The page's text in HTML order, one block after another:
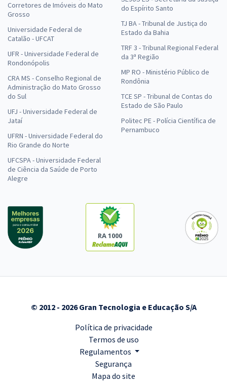
Corretores de Imóveis do Mato
Grosso
Universidade Federal de
Catalão - UFCAT
UFR - Universidade Federal de
Rondonópolis
CRA MS - Conselho Regional de
Administração do Mato Grosso
do Sul
UFJ - Universidade Federal de
Jataí
UFRN - Universidade Federal do
Rio Grande do Norte
UFCSPA - Universidade Federal
de Ciência da Saúde de Porto
Alegre
do Espírito Santo
TJ BA - Tribunal de Justiça do
Estado da Bahia
TRF 3 - Tribunal Regional Federal
da 3ª Região
MP RO - Ministério Público de
Rondônia
TCE SP - Tribunal de Contas do
Estado de São Paulo
Politec PE - Polícia Científica de
Pernambuco
RA 1000
© 2012 - 2026 Gran Tecnologia e Educação S/A
Política de privacidade
Termos de uso
Regulamentos
Segurança
Mapa do site